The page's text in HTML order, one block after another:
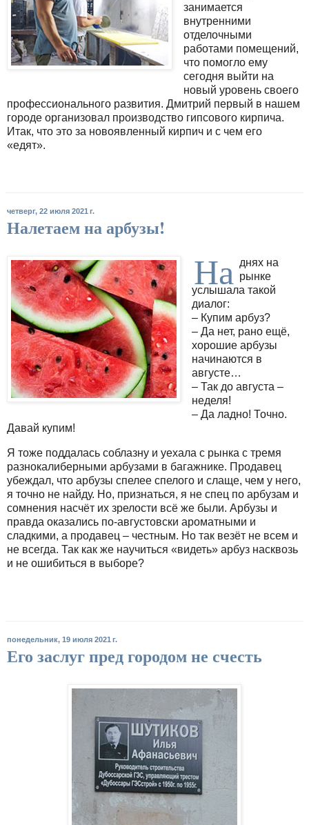
занимается
внутренними
отделочными
работами помещений,
что помогло ему
сегодня выйти на
новый уровень своего
профессионального развития. Дмитрий первый в нашем
городе организовал производство гипсового кирпича.
Итак, что это за новоявленный кирпич и с чем его
«едят».
четверг, 22 июля 2021 г.
Налетаем на арбузы!
На днях на
рынке
услышала такой
диалог:
– Купим арбуз?
– Да нет, рано ещё,
хорошие арбузы
начинаются в
августе…
– Так до августа –
неделя!
– Да ладно! Точно.
Давай купим!
Я тоже поддалась соблазну и уехала с рынка с тремя
разнокалиберными арбузами в багажнике. Продавец
убеждал, что арбузы спелее спелого и слаще, чем у него,
я точно не найду. Но, признаться, я не спец по арбузам и
сомнения насчёт их зрелости всё же были. Арбузы и
правда оказались по-августовски ароматными и
сладкими, а продавец – честным. Но так везёт не всем и
не всегда. Так как же научиться «видеть» арбуз насквозь
и не ошибиться в выборе?
понедельник, 19 июля 2021 г.
Его заслуг пред городом не счесть